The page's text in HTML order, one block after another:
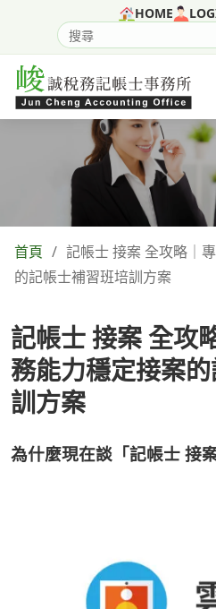
HOME
搜尋網站內容
首頁 / 記帳士 接案 全攻略｜
的記帳士補習班培訓方案
記帳士 接案 全攻
務能力穩定接案
訓方案
為什麼現在談「記帳士 接